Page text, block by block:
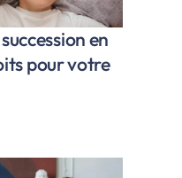
en
pour votre